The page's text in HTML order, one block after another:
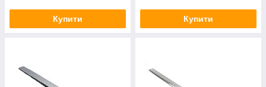
Купити Купити